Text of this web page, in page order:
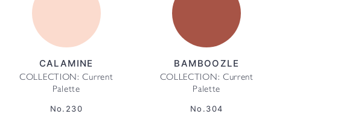
CALAMINE
COLLECTION: Current
Palette
No.230
BAMBOOZLE
COLLECTION: Current
Palette
No.304